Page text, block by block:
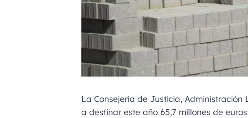
La Consejería de Justicia, Administración
a destinar este año 65,7 millones de